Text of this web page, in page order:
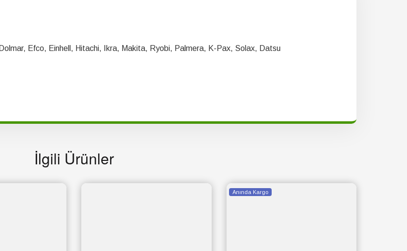
Efco, Einhell, Hitachi, Ikra, Makita, Ryobi, Palmera, K-Pax, Solax, Datsu
İlgili Ürünler
Anında Kargo